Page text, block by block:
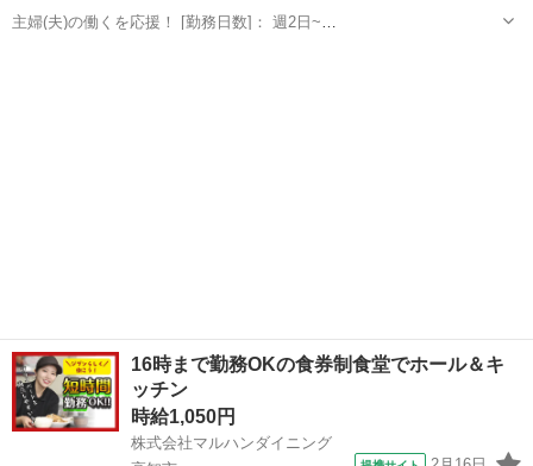
主婦(夫)の働くを応援！ [勤務日数]： 週2日~
16時まで勤務OKの食券制食堂でホール＆キ
ッチン
時給1,050円
株式会社マルハンダイニング